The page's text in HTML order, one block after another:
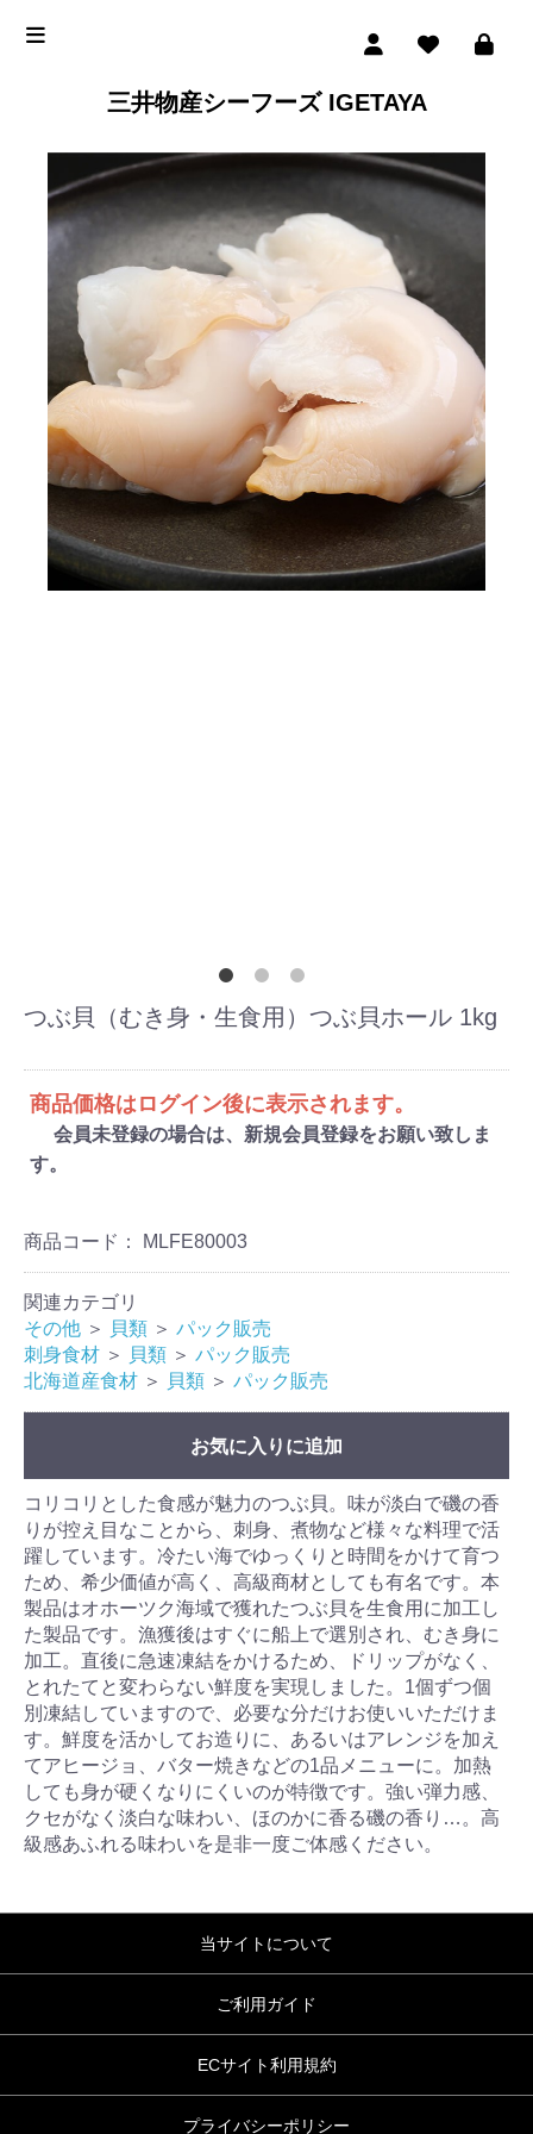
三井物産シーフーズ IGETAYA
つぶ貝（むき身・生食用）つぶ貝ホール 1kg
商品価格はログイン後に表示されます。
会員未登録の場合は、新規会員登録をお願い致しま
す。
商品コード： MLFE80003
関連カテゴリ
その他 ＞ 貝類 ＞ パック販売
刺身食材 ＞ 貝類 ＞ パック販売
北海道産食材 ＞ 貝類 ＞ パック販売
お気に入りに追加
コリコリとした食感が魅力のつぶ貝。味が淡白で磯の香
りが控え目なことから、刺身、煮物など様々な料理で活
躍しています。冷たい海でゆっくりと時間をかけて育つ
ため、希少価値が高く、高級商材としても有名です。本
製品はオホーツク海域で獲れたつぶ貝を生食用に加工し
た製品です。漁獲後はすぐに船上で選別され、むき身に
加工。直後に急速凍結をかけるため、ドリップがなく、
とれたてと変わらない鮮度を実現しました。1個ずつ個
別凍結していますので、必要な分だけお使いいただけま
す。鮮度を活かしてお造りに、あるいはアレンジを加え
てアヒージョ、バター焼きなどの1品メニューに。加熱
しても身が硬くなりにくいのが特徴です。強い弾力感、
クセがなく淡白な味わい、ほのかに香る磯の香り…。高
級感あふれる味わいを是非一度ご体感ください。
当サイトについて
ご利用ガイド
ECサイト利用規約
プライバシーポリシー